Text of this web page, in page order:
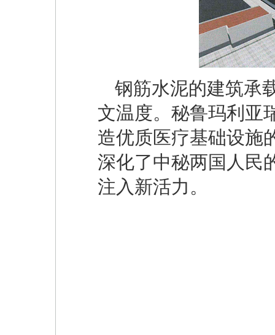
钢筋水泥的建筑承
文温度。秘鲁玛利亚
造优质医疗基础设施
深化了中秘两国人民
注入新活力。